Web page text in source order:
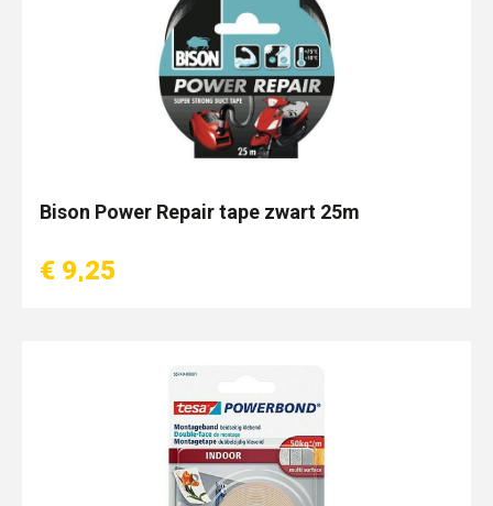
Bison Power Repair tape zwart 25m
€ 9,25